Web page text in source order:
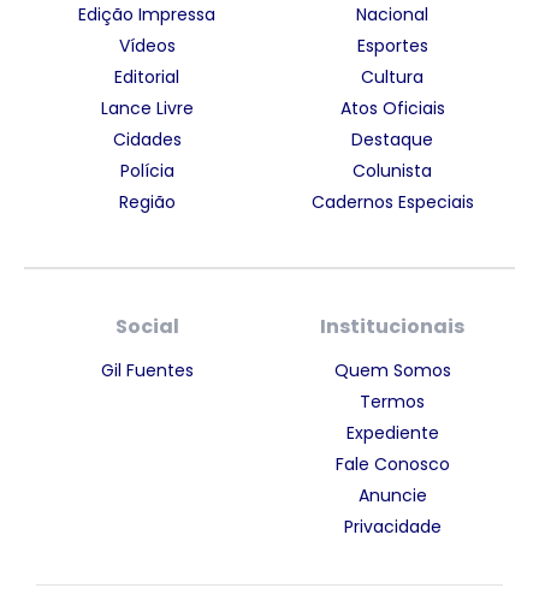
Edição Impressa
Vídeos
Editorial
Lance Livre
Cidades
Polícia
Região
Nacional
Esportes
Cultura
Atos Oficiais
Destaque
Colunista
Cadernos Especiais
Social
Gil Fuentes
Institucionais
Quem Somos
Termos
Expediente
Fale Conosco
Anuncie
Privacidade